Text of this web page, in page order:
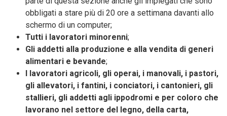
obbligati a stare più di 20 ore a settimana davanti allo
schermo di un computer;
Tutti i lavoratori minorenni;
Gli addetti alla produzione e alla vendita di generi
alimentari e bevande;
I lavoratori agricoli, gli operai, i manovali, i pastori,
gli allevatori, i fantini, i conciatori, i cantonieri, gli
stallieri, gli addetti agli ippodromi e per coloro che
lavorano nel settore del legno, della carta,